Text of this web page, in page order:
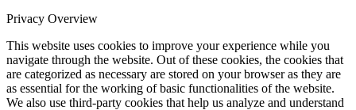
Privacy Overview
This website uses cookies to improve your experience while you
navigate through the website. Out of these cookies, the cookies that
are categorized as necessary are stored on your browser as they are
as essential for the working of basic functionalities of the website.
We also use third-party cookies that help us analyze and understand